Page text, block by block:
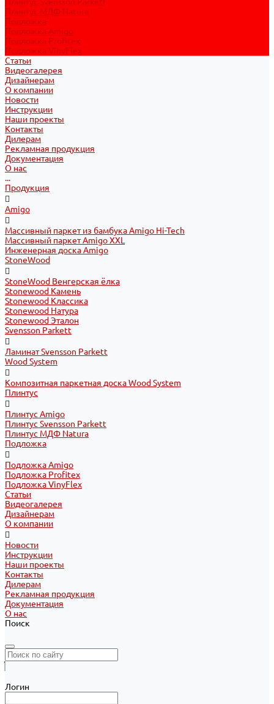
Плинтус МДФ Natura
Подложка
Подложка Amigo
Подложка Profitex
Подложка VinyFlex
Статьи
Видеогалерея
Дизайнерам
О компании
Новости
Инструкции
Наши проекты
Контакты
Дилерам
Рекламная продукция
Документация
О нас
...
Продукция
Amigo
Массивный паркет из бамбука Amigo Hi-Tech
Массивный паркет Amigo XXL
Инженерная доска Amigo
StoneWood
StoneWood Венгерская ёлка
Stonewood Камень
Stonewood Классика
Stonewood Натура
Stonewood Эталон
Svensson Parkett
Ламинат Svensson Parkett
Wood System
Композитная паркетная доска Wood System
Плинтус
Плинтус Amigo
Плинтус Svensson Parkett
Плинтус МДФ Natura
Подложка
Подложка Amigo
Подложка Profitex
Подложка VinyFlex
Статьи
Видеогалерея
Дизайнерам
О компании
Новости
Инструкции
Наши проекты
Контакты
Дилерам
Рекламная продукция
Документация
О нас
Поиск
Логин